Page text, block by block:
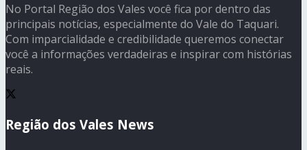
No Portal Região dos Vales você fica por dentro das
principais notícias, especialmente do Vale do Taquari.
Com imparcialidade e credibilidade queremos conectar
você a informações verdadeiras e inspirar com histórias
reais.
Região dos Vales News